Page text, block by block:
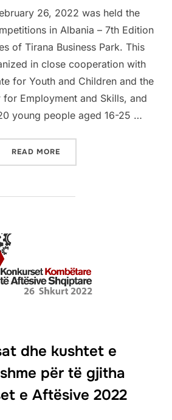
26, 2022 was held the
in Albania – 7th Edition
of Tirana Business Park. This
in close cooperation with
for Youth and Children and the
for Employment and Skills, and
young people aged 16-25 …
READ MORE
dhe kushtet e
për të gjitha
e Aftësive 2022